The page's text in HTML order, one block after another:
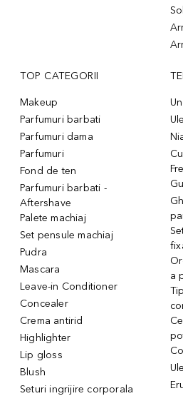
TOP CATEGORII
Makeup
Parfumuri barbati
Parfumuri dama
Parfumuri
Fond de ten
Parfumuri barbati -
Aftershave
Palete machiaj
Set pensule machiaj
Pudra
Mascara
Leave-in Conditioner
Concealer
Crema antirid
Highlighter
Lip gloss
Blush
Seturi ingrijire corporala
a